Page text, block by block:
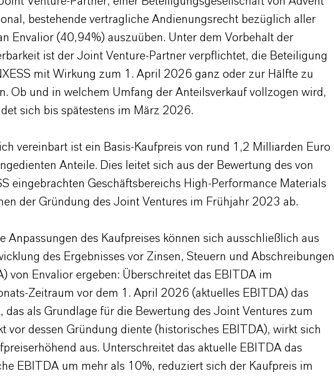
bestehende vertragliche Andienungsrecht bezüglich aller
Envalior (40,94%) auszuüben. Unter dem Vorbehalt der
ist der Joint Venture-Partner verpflichtet, die Beteiligung
mit Wirkung zum 1. April 2026 ganz oder zur Hälfte zu
Ob und in welchem Umfang der Anteilsverkauf vollzogen wird,
sich bis spätestens im März 2026.
vereinbart ist ein Basis-Kaufpreis von rund 1,2 Milliarden Euro
Anteile. Dies leitet sich aus der Bewertung des von
eingebrachten Geschäftsbereichs High-Performance Materials
der Gründung des Joint Ventures im Frühjahr 2023 ab.
Anpassungen des Kaufpreises können sich ausschließlich aus
des Ergebnisses vor Zinsen, Steuern und Abschreibungen
von Envalior ergeben: Überschreitet das EBITDA im
Zeitraum vor dem 1. April 2026 (aktuelles EBITDA) das
das als Grundlage für die Bewertung des Joint Ventures zum
vor dessen Gründung diente (historisches EBITDA), wirkt sich
aus. Unterschreitet das aktuelle EBITDA das
EBITDA um mehr als 10%, reduziert sich der Kaufpreis im